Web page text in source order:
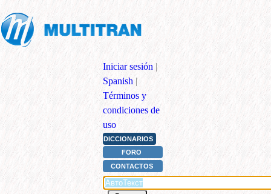
Iniciar sesión |
Spanish |
Términos y
condiciones de
uso
DICCIONARIOS
FORO
CONTACTOS